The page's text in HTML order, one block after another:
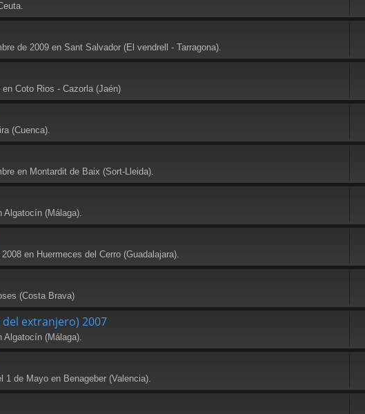
de 2009 en Sant Salvador (El vendrell - Tarragona).
Coto Rios - Cazorla (Jaén)
(Cuenca).
en Montardit de Baix (Sort-Lleida).
Algatocín (Málaga).
en Huermeces del Cerro (Guadalajara).
(Costa Brava)
del extranjero) 2007
Algatocín (Málaga).
de Mayo en Benageber (Valencia).